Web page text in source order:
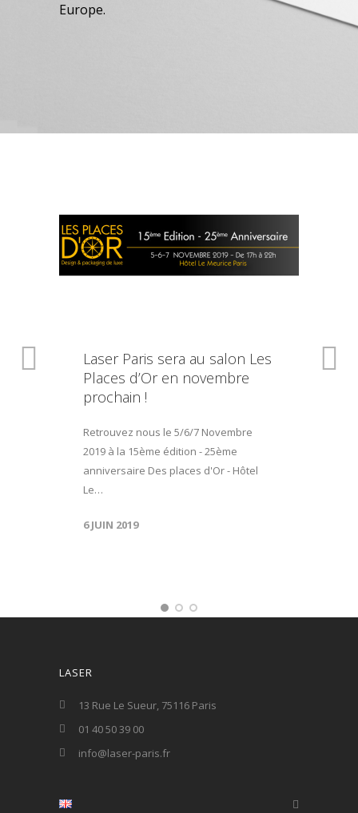
Europe.
Laser Paris sera au salon Les
Places d’Or en novembre
prochain !
Retrouvez nous le 5/6/7 Novembre
2019 à la 15ème édition - 25ème
anniversaire Des places d'Or - Hôtel
Le…
6 JUIN 2019
LASER
13 Rue Le Sueur, 75116 Paris
01 40 50 39 00
info@laser-paris.fr